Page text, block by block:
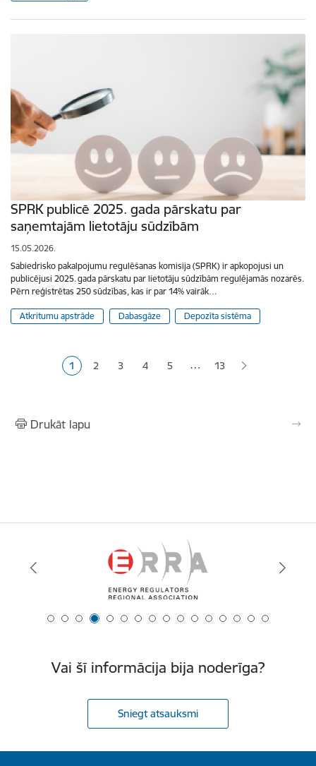
SPRK publicē 2025. gada pārskatu par
saņemtajām lietotāju sūdzībām
15.05.2026.
Sabiedrisko pakalpojumu regulēšanas komisija (SPRK) ir apkopojusi un
publicējusi 2025. gada pārskatu par lietotāju sūdzībām regulējamās nozarēs.
Pērn reģistrētas 250 sūdzības, kas ir par 14% vairāk…
Atkritumu apstrāde Dabasgāze Depozīta sistēma
Pašreizējā lapa
1 Lapa
2 Lapa
3 Lapa
4 Lapa
5 … 13
Drukāt lapu
Vai šī informācija bija noderīga?
Sniegt atsauksmi